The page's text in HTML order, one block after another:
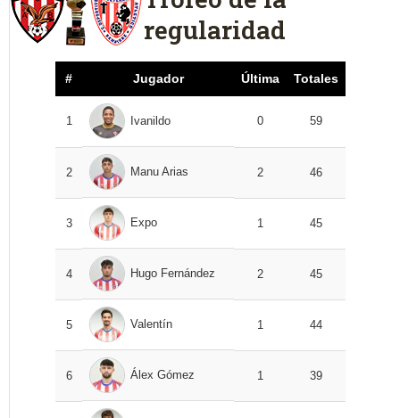
regularidad
# Jugador Última Totales
1 Ivanildo 0 59
2 Manu Arias 2 46
3 Expo 1 45
4 Hugo Fernández 2 45
5 Valentín 1 44
6 Álex Gómez 1 39